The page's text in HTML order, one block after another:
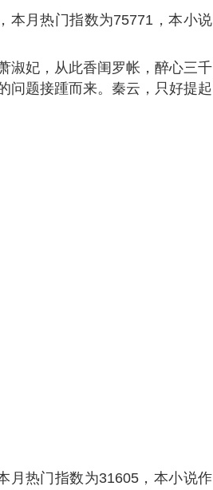
本月热门指数为75771 ，本小说
淑妃，从此香闺罗帐，醉心三千
问题接踵而来。秦云，只好提起
月热门指数为31605 ，本小说作